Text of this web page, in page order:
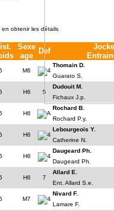
en obtenir les détails
Sexe
age
Def
M6 4
Thomain D.
Guarato S.
H6 5
Dudouit M.
Fichaux J.p.
H6 A
Rochard B.
Rochard P.y.
H6 4
Lebourgeois Y.
Catherine N.
H6 4
Daugeard Ph.
Daugeard Ph.
H6 7
Allard E.
Ent. Allard S.e.
M7 4
Nivard F.
Lamare F.